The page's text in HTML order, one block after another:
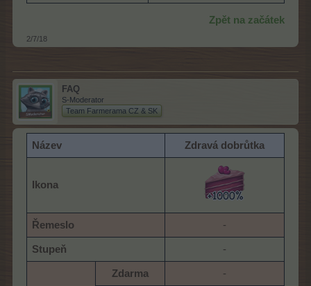
Zpět na začátek
2/7/18
FAQ
S-Moderator
Team Farmerama CZ & SK
Název Zdravá dobrůtka
Ikona
Řemeslo -​
Stupeň -​
Zdarma -​